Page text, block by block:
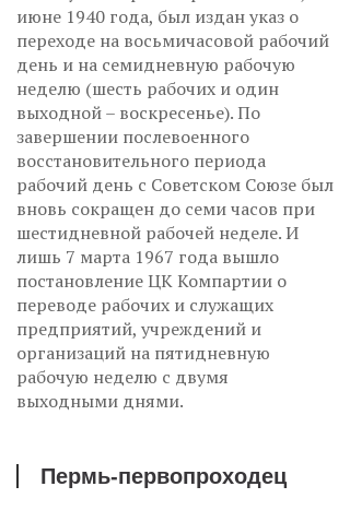
июне 1940 года, был издан указ о
переходе на восьмичасовой рабочий
день и на семидневную рабочую
неделю (шесть рабочих и один
выходной – воскресенье). По
завершении послевоенного
восстановительного периода
рабочий день с Советском Союзе был
вновь сокращен до семи часов при
шестидневной рабочей неделе. И
лишь 7 марта 1967 года вышло
постановление ЦК Компартии о
переводе рабочих и служащих
предприятий, учреждений и
организаций на пятидневную
рабочую неделю с двумя
выходными днями.
Пермь-первопроходец